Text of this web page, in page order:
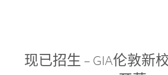
现已招生 – GIA伦敦新